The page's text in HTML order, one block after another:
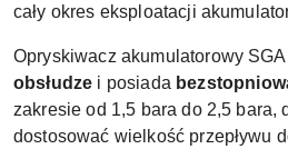
cały okres eksploatacji
Opryskiwacz akumulatorowy
obsłudze i posiada
zakresie od 1,5 bara do 2,5 bara,
dostosować wielkość przepływu